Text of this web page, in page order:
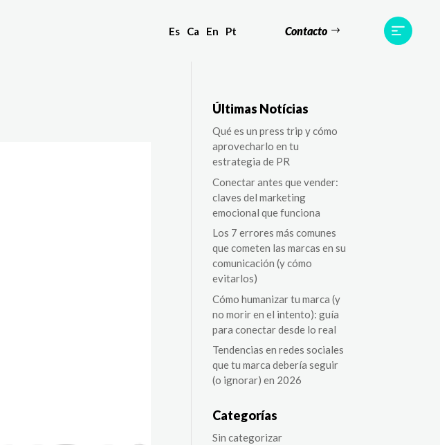
Es Ca En Pt Contacto
Últimas Notícias
Qué es un press trip y cómo
aprovecharlo en tu
estrategia de PR
Conectar antes que vender:
claves del marketing
emocional que funciona
Los 7 errores más comunes
que cometen las marcas en su
comunicación (y cómo
evitarlos)
Cómo humanizar tu marca (y
no morir en el intento): guía
para conectar desde lo real
Tendencias en redes sociales
que tu marca debería seguir
(o ignorar) en 2026
Categorías
Sin categorizar